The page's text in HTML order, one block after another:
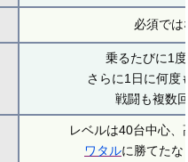
必須では
乗るたびに1
さらに1日に何度
戦闘も複数
レベルは40台中心、
ワタルに勝てたな